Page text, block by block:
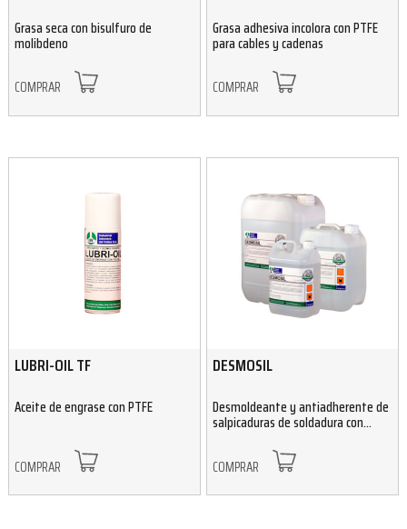
Grasa seca con bisulfuro de
molibdeno
COMPRAR
Grasa adhesiva incolora con PTFE
para cables y cadenas
COMPRAR
LUBRI-OIL TF
Aceite de engrase con PTFE
COMPRAR
DESMOSIL
Desmoldeante y antiadherente de
salpicaduras de soldadura con
COMPRAR